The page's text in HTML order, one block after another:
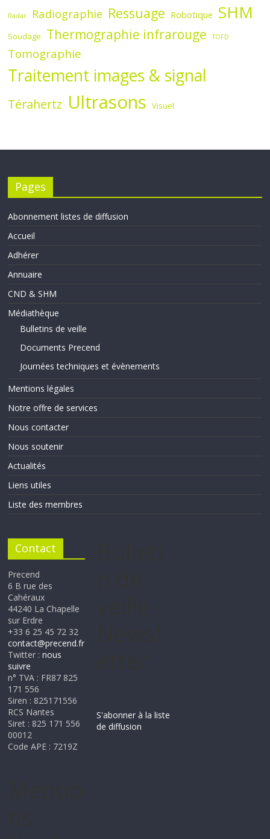
Radar Radiographie Ressuage Robotique SHM
Soudage Thermographie infrarouge TOFD
Tomographie
Traitement images & signal
Térahertz Ultrasons Visuel
Pages
Abonnement listes de diffusion
Accueil
Adhérer
Annuaire
CND & SHM
Médiathèque
Bulletins de veille
Documents Precend
Journées techniques et évènements
Mentions légales
Notre offre de services
Nous contacter
Nous soutenir
Actualités
Liens utiles
Liste des membres
Contact
Precend
6 B rue des
Cahéraux
44240 La Chapelle
sur Erdre
+33 6 25 45 72 32
contact@precend.fr
Twitter :nous
suivre
n° TVA : FR87 825
171 556
Siren : 825171556
RCS Nantes
Siret : 825 171 556
00012
Code APE : 7219Z
S'abonner à la liste
de diffusion